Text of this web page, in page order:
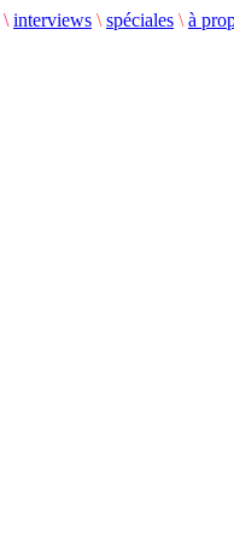
\ interviews \ spéciales \ à